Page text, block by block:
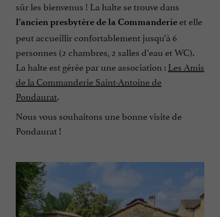
sûr les bienvenus ! La halte se trouve dans
l’ancien presbytère de la Commanderie et elle
peut accueillir confortablement jusqu’à 6
personnes (2 chambres, 2 salles d’eau et WC).
La halte est gérée par une association :Les Amis
de la Commanderie Saint-Antoine de
Pondaurat.
Nous vous souhaitons une bonne visite de
Pondaurat !